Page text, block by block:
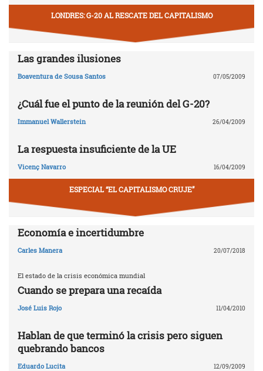
LONDRES: G-20 AL RESCATE DEL CAPITALISMO
Las grandes ilusiones
Boaventura de Sousa Santos 07/05/2009
¿Cuál fue el punto de la reunión del G-20?
Immanuel Wallerstein 26/04/2009
La respuesta insuficiente de la UE
Vicenç Navarro 16/04/2009
ESPECIAL “EL CAPITALISMO CRUJE”
Economía e incertidumbre
Carles Manera 20/07/2018
El estado de la crisis económica mundial
Cuando se prepara una recaída
José Luis Rojo 11/04/2010
Hablan de que terminó la crisis pero siguen
quebrando bancos
Eduardo Lucita 12/09/2009